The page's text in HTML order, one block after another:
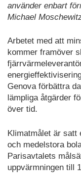
använder enbart
Michael
Arbetet med att
kommer framöver
Genova förbättra
lämpliga åtgärder
över tid.
Klimatmålet är satt
och medelstora
Parisavtalets
uppvärmningen till